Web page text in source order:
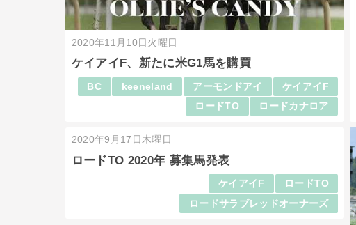
2020年11月10日火曜日
ケイアイF、新たに米G1馬を購買
BC keeneland アーモンドアイ
ケイアイF
ロードTO
ロードカナロア
2020年9月17日木曜日
ロードTO 2020年 募集馬発表
ケイアイF
ロードTO
ロードサラブレッドオーナーズ